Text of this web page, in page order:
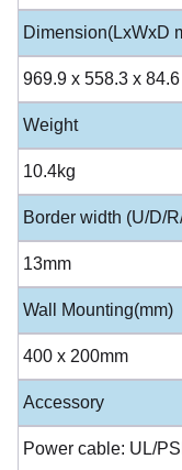
Dimension(LxWxD
969.9 x 558.3 x 84.6
Weight
10.4kg
Border width (U/D/
13mm
Wall Mounting(mm)
400 x 200mm
Accessory
Power cable: UL/